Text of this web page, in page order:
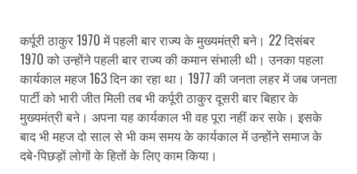
कर्पूरी ठाकुर 1970 में पहली बार राज्य के मुख्यमंत्री बने। 22 दिसंबर
1970 को उन्होंने पहली बार राज्य की कमान संभाली थी। उनका पहला
कार्यकाल महज 163 दिन का रहा था। 1977 की जनता लहर में जब जनता
पार्टी को भारी जीत मिली तब भी कर्पूरी ठाकुर दूसरी बार बिहार के
मुख्यमंत्री बने। अपना यह कार्यकाल भी वह पूरा नहीं कर सके। इसके
बाद भी महज दो साल से भी कम समय के कार्यकाल में उन्होंने समाज के
दबे-पिछड़ों लोगों के हितों के लिए काम किया।